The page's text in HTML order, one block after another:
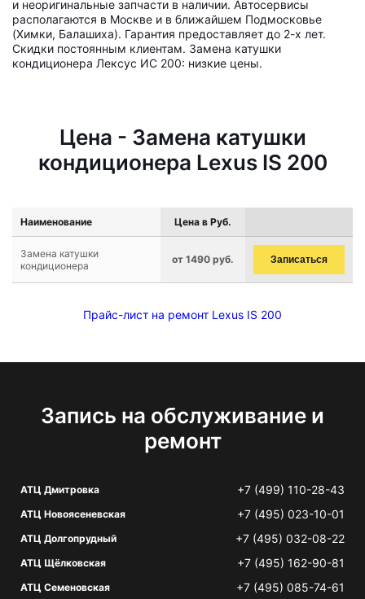
и неоригинальные запчасти в наличии. Автосервисы
располагаются в Москве и в ближайшем Подмосковье
(Химки, Балашиха). Гарантия предоставляет до 2-х лет.
Скидки постоянным клиентам. Замена катушки
кондиционера Лексус ИС 200: низкие цены.
Цена - Замена катушки
кондиционера Lexus IS 200
Наименование Цена в Руб.
Замена катушки
кондиционера
от 1490 руб. Записаться
Прайс-лист на ремонт Lexus IS 200
Запись на обслуживание и
ремонт
АТЦ Дмитровка +7 (499) 110-28-43
АТЦ Новоясеневская +7 (495) 023-10-01
АТЦ Долгопрудный +7 (495) 032-08-22
АТЦ Щёлковская +7 (495) 162-90-81
АТЦ Семеновская +7 (495) 085-74-61